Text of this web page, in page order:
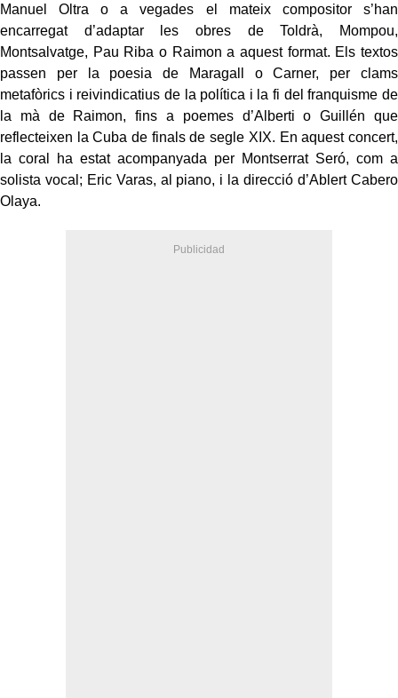
Manuel Oltra o a vegades el mateix compositor s’han
encarregat d’adaptar les obres de Toldrà, Mompou,
Montsalvatge, Pau Riba o Raimon a aquest format. Els textos
passen per la poesia de Maragall o Carner, per clams
metafòrics i reivindicatius de la política i la fi del franquisme de
la mà de Raimon, fins a poemes d’Alberti o Guillén que
reflecteixen la Cuba de finals de segle XIX. En aquest concert,
la coral ha estat acompanyada per Montserrat Seró, com a
solista vocal; Eric Varas, al piano, i la direcció d’Ablert Cabero
Olaya.